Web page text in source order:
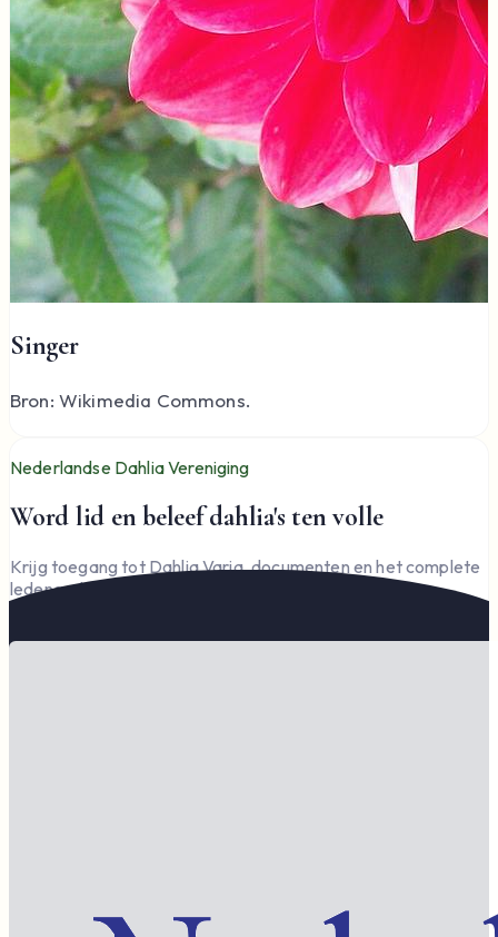
Singer
Bron: Wikimedia Commons.
Nederlandse Dahlia Vereniging
Word lid en beleef dahlia's ten volle
Krijg toegang tot Dahlia Varia, documenten en het complete
ledengedeelte — en steun de vereniging.